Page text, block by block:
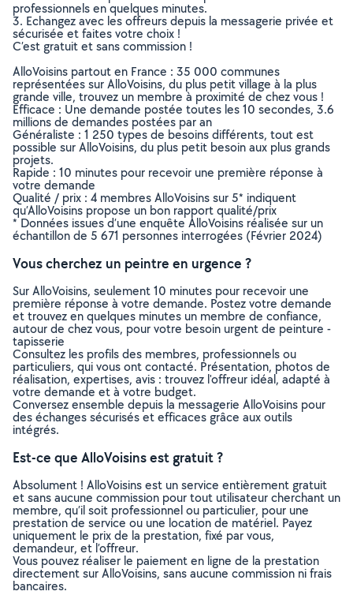
professionnels en quelques minutes.
3. Echangez avec les offreurs depuis la messagerie privée et
sécurisée et faites votre choix !
C’est gratuit et sans commission !
AlloVoisins partout en France : 35 000 communes
représentées sur AlloVoisins, du plus petit village à la plus
grande ville, trouvez un membre à proximité de chez vous !
Efficace : Une demande postée toutes les 10 secondes, 3.6
millions de demandes postées par an
Généraliste : 1 250 types de besoins différents, tout est
possible sur AlloVoisins, du plus petit besoin aux plus grands
projets.
Rapide : 10 minutes pour recevoir une première réponse à
votre demande
Qualité / prix : 4 membres AlloVoisins sur 5* indiquent
qu’AlloVoisins propose un bon rapport qualité/prix
* Données issues d’une enquête AlloVoisins réalisée sur un
échantillon de 5 671 personnes interrogées (Février 2024)
Vous cherchez un peintre en urgence ?
Sur AlloVoisins, seulement 10 minutes pour recevoir une
première réponse à votre demande. Postez votre demande
et trouvez en quelques minutes un membre de confiance,
autour de chez vous, pour votre besoin urgent de peinture -
tapisserie
Consultez les profils des membres, professionnels ou
particuliers, qui vous ont contacté. Présentation, photos de
réalisation, expertises, avis : trouvez l'offreur idéal, adapté à
votre demande et à votre budget.
Conversez ensemble depuis la messagerie AlloVoisins pour
des échanges sécurisés et efficaces grâce aux outils
intégrés.
Est-ce que AlloVoisins est gratuit ?
Absolument ! AlloVoisins est un service entièrement gratuit
et sans aucune commission pour tout utilisateur cherchant un
membre, qu’il soit professionnel ou particulier, pour une
prestation de service ou une location de matériel. Payez
uniquement le prix de la prestation, fixé par vous,
demandeur, et l’offreur.
Vous pouvez réaliser le paiement en ligne de la prestation
directement sur AlloVoisins, sans aucune commission ni frais
bancaires.